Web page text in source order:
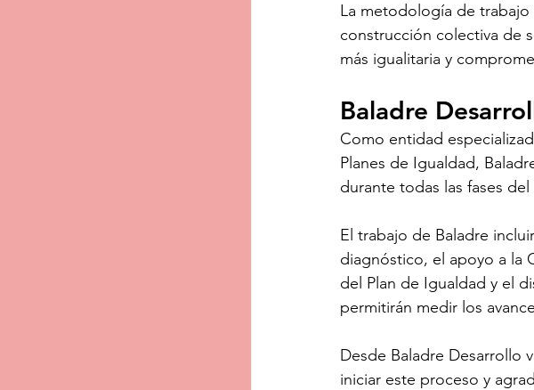
La metodología de trabajo
construcción colectiva de
más igualitaria y
Baladre
Como entidad
Planes de Igualdad,
durante todas las fases
El trabajo de Baladre
diagnóstico, el apoyo a la
del Plan de Igualdad y el
permitirán medir los
Desde Baladre Desarrollo
iniciar este proceso y